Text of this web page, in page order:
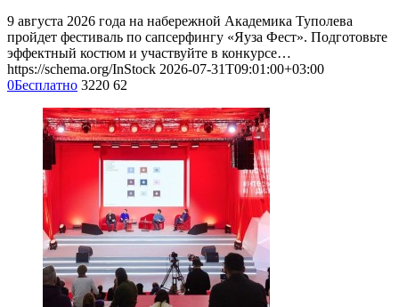
9 августа 2026 года на набережной Академика Туполева
пройдет фестиваль по сапсерфингу «Яуза Фест». Подготовьте
эффектный костюм и участвуйте в конкурсе…
https://schema.org/InStock 2026-07-31T09:01:00+03:00
0Бесплатно 3220 62